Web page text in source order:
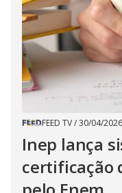
FEED TV/30/04/2026
Inep lança
certificação